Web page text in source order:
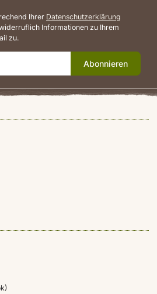
Ihrer Datenschutzerklärung
Informationen zu Ihrem
zu.
Abonnieren